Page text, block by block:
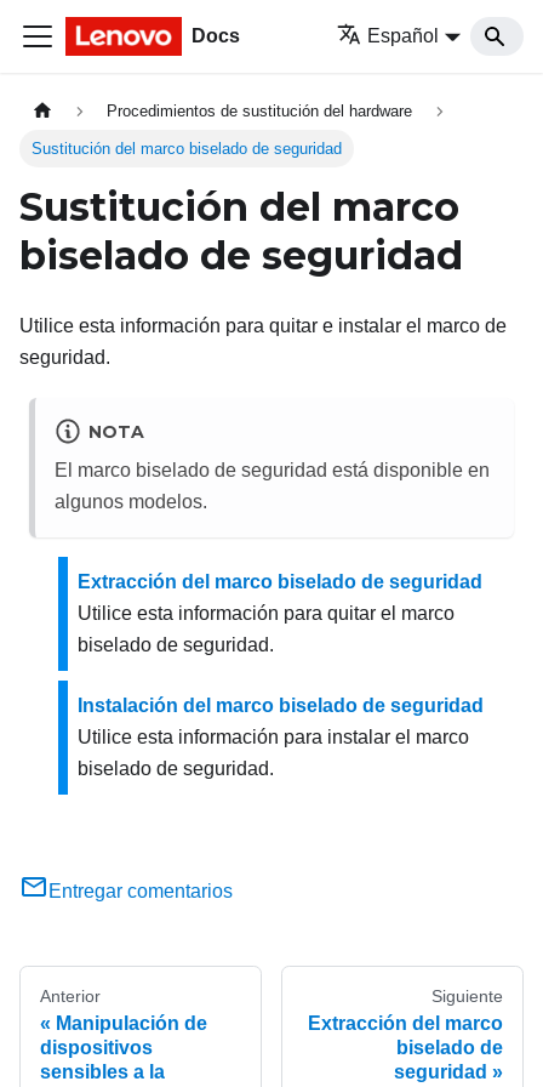
Docs Español
Procedimientos de sustitución del hardware
Sustitución del marco biselado de seguridad
Sustitución del marco
biselado de seguridad
Utilice esta información para quitar e instalar el marco de
seguridad.
NOTA
El marco biselado de seguridad está disponible en
algunos modelos.
Extracción del marco biselado de seguridad
Utilice esta información para quitar el marco
biselado de seguridad.
Instalación del marco biselado de seguridad
Utilice esta información para instalar el marco
biselado de seguridad.
Entregar comentarios
Anterior
Manipulación de
dispositivos
sensibles a la
Siguiente
Extracción del marco
biselado de
seguridad